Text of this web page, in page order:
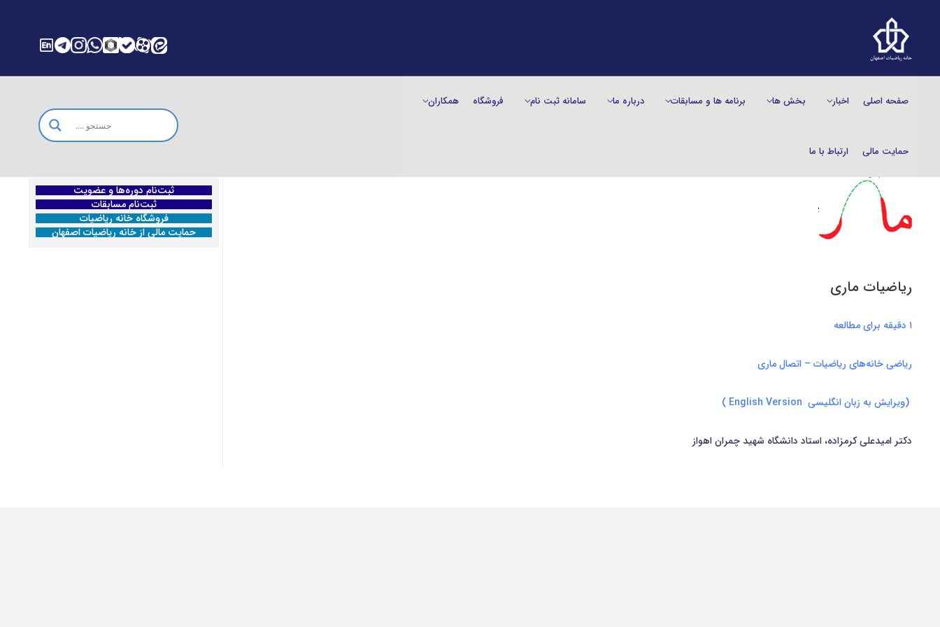
صفحه اصلی اخبار بخش‌ ها برنامه ها و مسابقات درباره ما سامانه ثبت نام فروشگاه همکاران
حمایت مالی ارتباط با ما
رياضيات ماری
۱ دقیقه برای مطالعه
رياضی خانه‌های رياضيات – اتصال ماری
(ويرايش به زبان انگليسی English Version )
دکتر اميدعلی کرمزاده، استاد دانشگاه شهيد چمران اهواز
ثبت‌نام دوره‌ها و عضویت
ثبت‌نام مسابقات
فروشگاه خانه ریاضیات
حمایت مالی از خانه ریاضیات اصفهان